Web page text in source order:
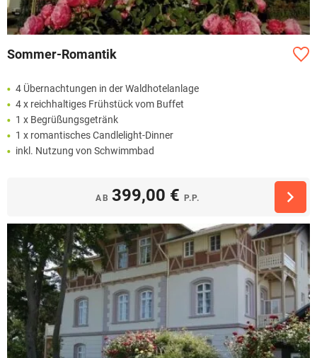
Sommer-Romantik
4 Übernachtungen in der Waldhotelanlage
4 x reichhaltiges Frühstück vom Buffet
1 x Begrüßungsgetränk
1 x romantisches Candlelight-Dinner
inkl. Nutzung von Schwimmbad
AB 399,00 € P.P.